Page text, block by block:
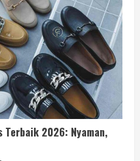
Terbaik 2026: Nyaman,